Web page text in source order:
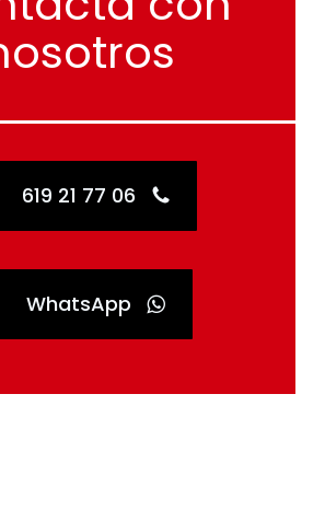
619 21 77 06
WhatsApp